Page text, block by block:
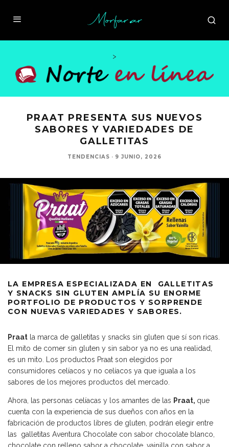
>
PRAAT PRESENTA SUS NUEVOS
SABORES Y VARIEDADES DE
GALLETITAS
TENDENCIAS · 9 JUNIO, 2026
LA EMPRESA ESPECIALIZADA EN GALLETITAS
Y SNACKS SIN GLUTEN AMPLÍA SU ENORME
PORTFOLIO DE PRODUCTOS Y SORPRENDE
CON NUEVAS VARIEDADES Y SABORES.
Praat la marca de galletitas y snacks sin gluten que sí son ricas.
El mito de comer sin gluten y sin sabor ya no es una realidad,
es un mito. Los productos Praat son elegidos por
consumidores celíacos y no celíacos ya que iguala a los
sabores de los mejores productos del mercado.
Ahora, las personas celíacas y los amantes de las Praat, que
cuenta con la experiencia de sus dueños con años en la
fabricación de productos libres de gluten, podrán elegir entre
las galletitas Aventura Chocolate con sabor chocolate blanco,
chocolate con relleno sabor a chocolate, vainilla con sabor a